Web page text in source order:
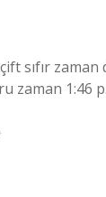
sıfır
1:46